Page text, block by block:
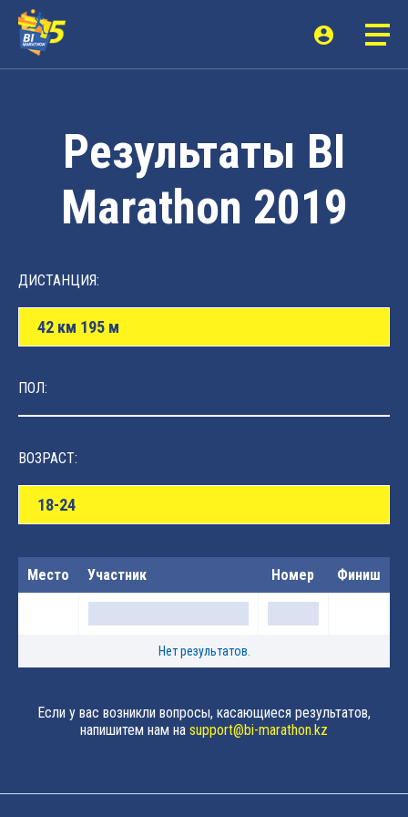
Результаты BI
Marathon 2019
ДИСТАНЦИЯ:
42 км 195 м
ПОЛ:
ВОЗРАСТ:
18-24
Место Участник Номер Финиш
Нет результатов.
Если у вас возникли вопросы, касающиеся результатов,
напишитем нам на support@bi-marathon.kz